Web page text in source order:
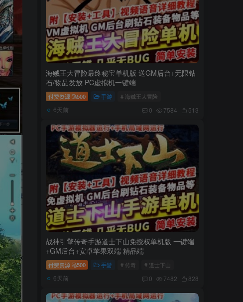
海贼王大冒险最终秘宝单机版 送GM后台+无限钻
石/物品发放 PC虚拟机一键端
付费资源 500 手游 # 海贼王大冒险
6天前 0 7584 513
战神引擎传奇手游道士下山免授权单机版 一键端
+GM后台+安卓苹果双端 精品端
付费资源 500 手游 # 传奇 # 道士下山
6天前 0 7482 828